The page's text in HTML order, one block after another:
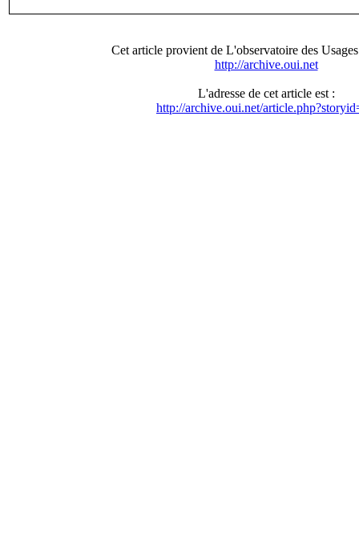
Cet article provient de L'observatoire des
http://archive.oui.net
L'adresse de cet article est :
http://archive.oui.net/